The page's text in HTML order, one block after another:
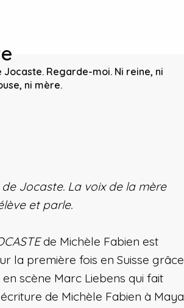
Jocaste. Regarde-moi. Ni reine, ni
ni mère.
Jocaste. La voix de la mère
et parle.
de Michèle Fabien est
la première fois en Suisse grâce
scène Marc Liebens qui fait
de Michèle Fabien à Maya